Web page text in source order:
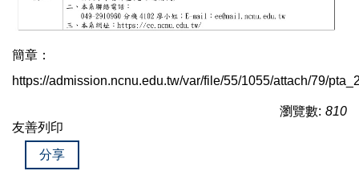
簡章：
https://admission.ncnu.edu.tw/var/file/55/1055/attach/79/
瀏覽數: 810
友善列印
分享